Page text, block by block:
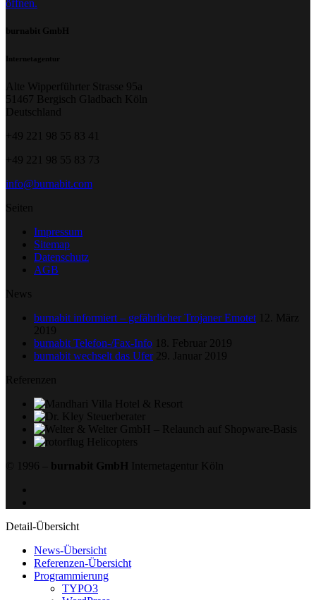
burnabit GmbH
Internetagentur
Alte Wipperführter Strasse 95a
51467 Bergisch Gladbach Köln
Deutschland
+49 221 98 55 83 41
+49 221 98 55 83 73
info@burnabit.com
Seiten
Impressum
Sitemap
Datenschutz
AGB
News
burnabit informiert – gefährlicher Trojaner Emotet
12. März
2019
burnabit Telefon-/Fax-Info
18. Februar 2019
burnabit wechselt das Ufer 29. Januar 2019
Referenzen
© 1996 – burnabit GmbH Internetagentur Köln
Detail-Übersicht
News-Übersicht
Referenzen-Übersicht
Program­mierung
TYPO3